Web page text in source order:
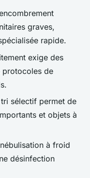
graves,
rapide.
exige des
protocoles de
sélectif permet de
et objets à
à froid
désinfection